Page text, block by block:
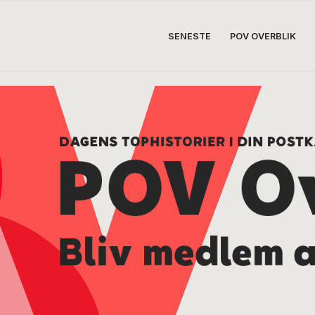
SENESTE POV OVERBLIK